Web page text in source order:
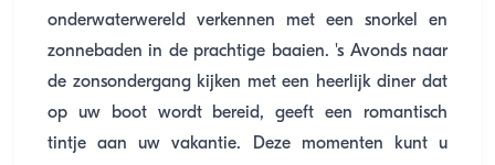
onderwaterwereld verkennen met een snorkel en
zonnebaden in de prachtige baaien. 's Avonds naar
de zonsondergang kijken met een heerlijk diner dat
op uw boot wordt bereid, geeft een romantisch
tintje aan uw vakantie. Deze momenten kunt u